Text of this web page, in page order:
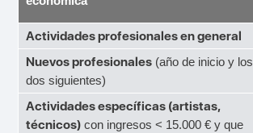
Actividades profesionales en general
Nuevos profesionales (año de inicio y los
dos siguientes)
Actividades específicas (artistas,
técnicos) con ingresos < 15.000 € y que